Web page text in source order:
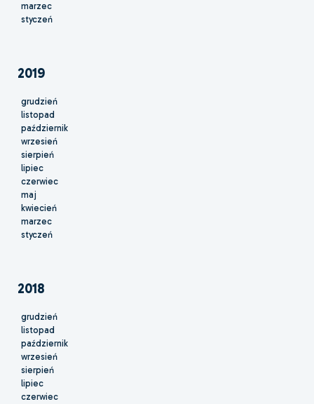
marzec
styczeń
2019
grudzień
listopad
październik
wrzesień
sierpień
lipiec
czerwiec
maj
kwiecień
marzec
styczeń
2018
grudzień
listopad
październik
wrzesień
sierpień
lipiec
czerwiec